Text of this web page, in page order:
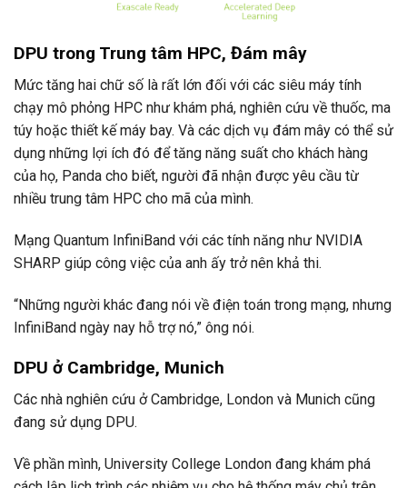
DPU trong Trung tâm HPC, Đám mây
Mức tăng hai chữ số là rất lớn đối với các siêu máy tính
chạy mô phỏng HPC như khám phá, nghiên cứu về thuốc, ma
túy hoặc thiết kế máy bay. Và các dịch vụ đám mây có thể sử
dụng những lợi ích đó để tăng năng suất cho khách hàng
của họ, Panda cho biết, người đã nhận được yêu cầu từ
nhiều trung tâm HPC cho mã của mình.
Mạng Quantum InfiniBand với các tính năng như NVIDIA
SHARP giúp công việc của anh ấy trở nên khả thi.
“Những người khác đang nói về điện toán trong mạng, nhưng
InfiniBand ngày nay hỗ trợ nó,” ông nói.
DPU ở Cambridge, Munich
Các nhà nghiên cứu ở Cambridge, London và Munich cũng
đang sử dụng DPU.
Về phần mình, University College London đang khám phá